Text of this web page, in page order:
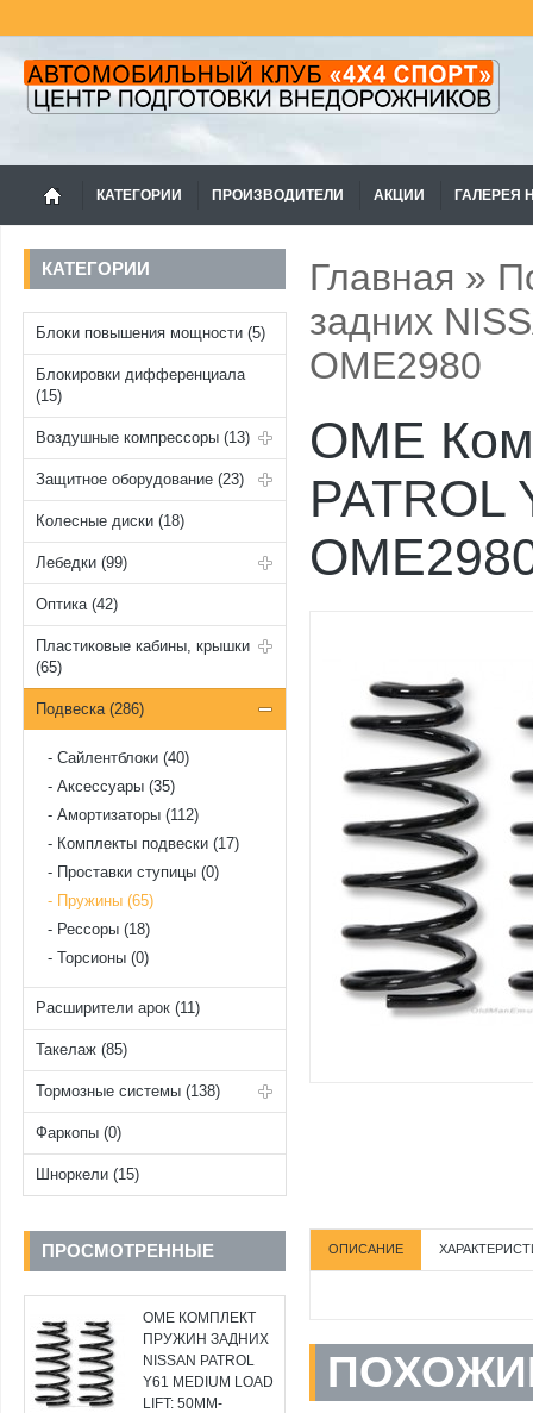
КАТЕГОРИИ ПРОИЗВОДИТЕЛИ АКЦИИ ГАЛЕРЕЯ
КАТЕГОРИИ
Блоки повышения мощности (5)
Блокировки дифференциала
(15)
Воздушные компрессоры (13)
Защитное оборудование (23)
Колесные диски (18)
Лебедки (99)
Оптика (42)
Пластиковые кабины, крышки
(65)
Подвеска (286)
Cайлентблоки (40)
Аксессуары (35)
Амортизаторы (112)
Комплекты подвески (17)
Проставки ступицы (0)
Пружины (65)
Рессоры (18)
Торсионы (0)
Расширители арок (11)
Такелаж (85)
Тормозные системы (138)
Фаркопы (0)
Шноркели (15)
ПРОСМОТРЕННЫЕ
OME КОМПЛЕКТ
ПРУЖИН ЗАДНИХ
NISSAN PATROL
Y61 MEDIUM LOAD
LIFT: 50MM-
Главная »
задних
OME2980
OME
PATROL
ОПИСАНИЕ